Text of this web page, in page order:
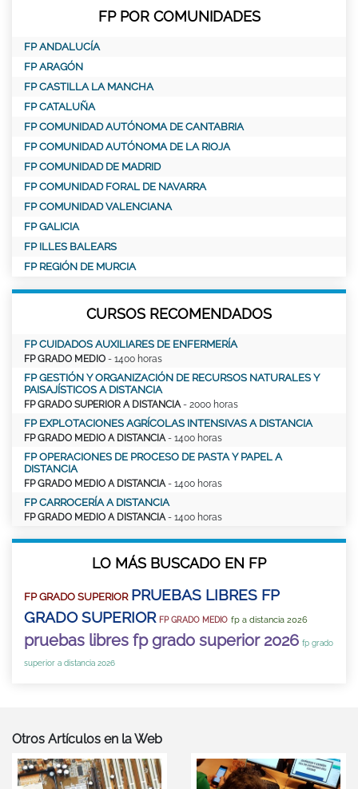
FP POR COMUNIDADES
FP ANDALUCÍA
FP ARAGÓN
FP CASTILLA LA MANCHA
FP CATALUÑA
FP COMUNIDAD AUTÓNOMA DE CANTABRIA
FP COMUNIDAD AUTÓNOMA DE LA RIOJA
FP COMUNIDAD DE MADRID
FP COMUNIDAD FORAL DE NAVARRA
FP COMUNIDAD VALENCIANA
FP GALICIA
FP ILLES BALEARS
FP REGIÓN DE MURCIA
CURSOS RECOMENDADOS
FP CUIDADOS AUXILIARES DE ENFERMERÍA
FP GRADO MEDIO - 1400 horas
FP GESTIÓN Y ORGANIZACIÓN DE RECURSOS NATURALES Y
PAISAJÍSTICOS A DISTANCIA
FP GRADO SUPERIOR A DISTANCIA- 2000 horas
FP EXPLOTACIONES AGRÍCOLAS INTENSIVAS A DISTANCIA
FP GRADO MEDIO A DISTANCIA- 1400 horas
FP OPERACIONES DE PROCESO DE PASTA Y PAPEL A
DISTANCIA
FP GRADO MEDIO A DISTANCIA- 1400 horas
FP CARROCERÍA A DISTANCIA
FP GRADO MEDIO A DISTANCIA- 1400 horas
LO MÁS BUSCADO EN FP
FP GRADO SUPERIOR PRUEBAS LIBRES FP
GRADO SUPERIOR FP GRADO MEDIO fp a distancia 2026
pruebas libres fp grado superior 2026 fp grado
superior a distancia 2026
Otros Artículos en la Web